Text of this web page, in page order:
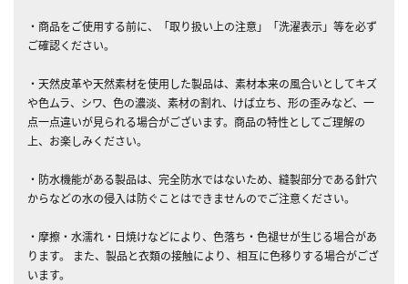
・商品をご使用する前に、「取り扱い上の注意」「洗濯表示」等を必ず
ご確認ください。
・天然皮革や天然素材を使用した製品は、素材本来の風合いとしてキズ
や色ムラ、シワ、色の濃淡、素材の割れ、けば立ち、形の歪みなど、一
点一点違いが見られる場合がございます。商品の特性としてご理解の
上、お楽しみください。
・防水機能がある製品は、完全防水ではないため、縫製部分である針穴
からなどの水の侵入は防ぐことはできませんのでご注意ください。
・摩擦・水濡れ・日焼けなどにより、色落ち・色褪せが生じる場合があ
ります。 また、製品と衣類の接触により、相互に色移りする場合がござ
います。